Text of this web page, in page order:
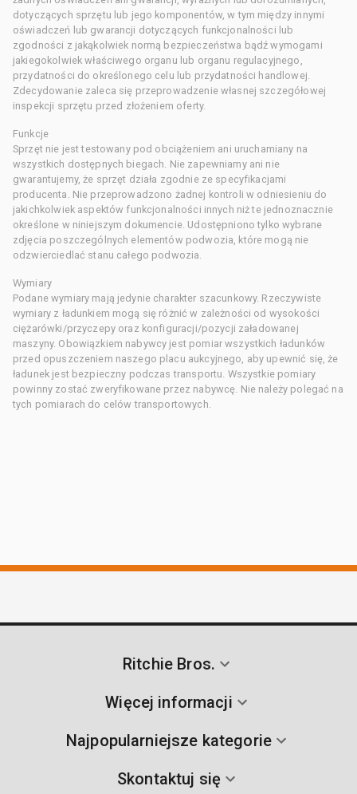
dotyczących sprzętu lub jego komponentów, w tym między innymi
oświadczeń lub gwarancji dotyczących funkcjonalności lub
zgodności z jakąkolwiek normą bezpieczeństwa bądź wymogami
jakiegokolwiek właściwego organu lub organu regulacyjnego,
przydatności do określonego celu lub przydatności handlowej.
Zdecydowanie zaleca się przeprowadzenie własnej szczegółowej
inspekcji sprzętu przed złożeniem oferty.
Funkcje
Sprzęt nie jest testowany pod obciążeniem ani uruchamiany na
wszystkich dostępnych biegach. Nie zapewniamy ani nie
gwarantujemy, że sprzęt działa zgodnie ze specyfikacjami
producenta. Nie przeprowadzono żadnej kontroli w odniesieniu do
jakichkolwiek aspektów funkcjonalności innych niż te jednoznacznie
określone w niniejszym dokumencie. Udostępniono tylko wybrane
zdjęcia poszczególnych elementów podwozia, które mogą nie
odzwierciedlać stanu całego podwozia.
Wymiary
Podane wymiary mają jedynie charakter szacunkowy. Rzeczywiste
wymiary z ładunkiem mogą się różnić w zależności od wysokości
ciężarówki/przyczepy oraz konfiguracji/pozycji załadowanej
maszyny. Obowiązkiem nabywcy jest pomiar wszystkich ładunków
przed opuszczeniem naszego placu aukcyjnego, aby upewnić się, że
ładunek jest bezpieczny podczas transportu. Wszystkie pomiary
powinny zostać zweryfikowane przez nabywcę. Nie należy polegać na
tych pomiarach do celów transportowych.
Ritchie Bros.
Więcej informacji
Najpopularniejsze kategorie
Skontaktuj się